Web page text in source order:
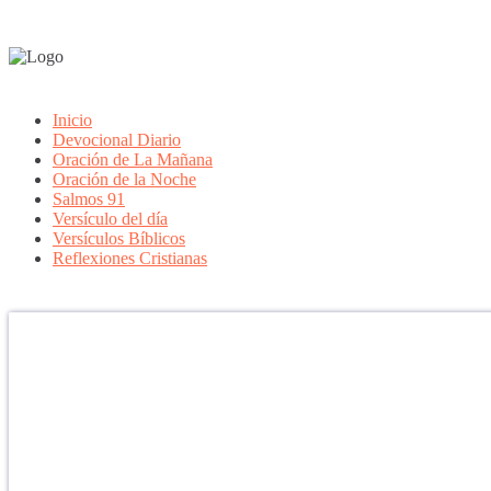
Inicio
Devocional Diario
Oración de La Mañana
Oración de la Noche
Salmos 91
Versículo del día
Versículos Bíblicos
Reflexiones Cristianas